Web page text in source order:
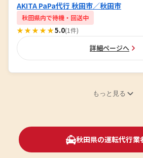
AKITA PaPa代行 秋田市／秋田市
秋田県内で待機・回送中
★★★★★5.0(1件)
詳細ページへ
もっと見る
秋田県の運転代行業